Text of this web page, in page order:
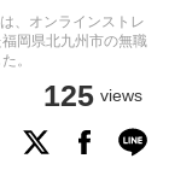
、オンラインストレ
岡県北九州市の無職
。
125 views